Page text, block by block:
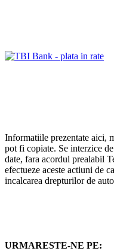
Informatiile prezentate aici,
pot fi copiate. Se interzice
date, fara acordul prealabil
efectueze aceste actiuni de
incalcarea drepturilor de
URMARESTE-NE PE: